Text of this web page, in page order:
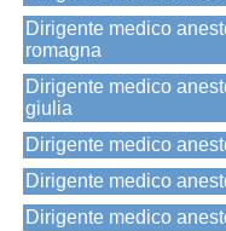
Dirigente medico
romagna
Dirigente medico
giulia
Dirigente medico
Dirigente medico
Dirigente medico